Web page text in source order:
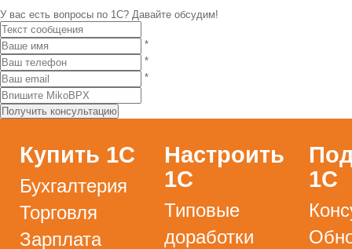
У вас есть вопросы по 1С? Давайте обсудим!
*
*
*
Купить 1С
Бухгалтерия
Торговля
Зарплата
Настроить
1С
Типовые
доработки
1С